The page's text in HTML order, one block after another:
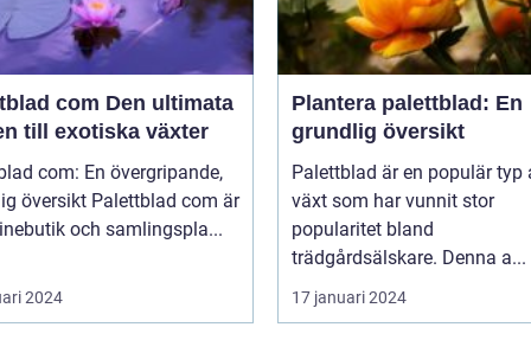
Den ultimata
till exotiska växter
com: En övergripande,
Palettblad com är
och samlingspla...
2024
Plantera palettblad: En
grundlig översikt
Palettblad är en populär typ
växt som har vunnit stor
popularitet bland
trädgårdsälskare. Denna a...
17 januari 2024